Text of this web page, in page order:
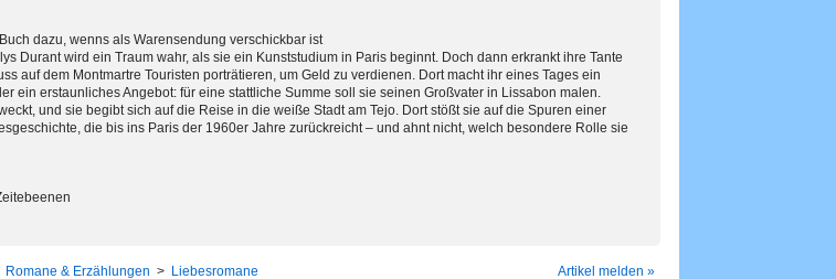
dazu, wenns als Warensendung verschickbar ist
Durant wird ein Traum wahr, als sie ein Kunststudium in Paris beginnt. Doch dann erkrankt ihre Tante
auf dem Montmartre Touristen porträtieren, um Geld zu verdienen. Dort macht ihr eines Tages ein
ein erstaunliches Angebot: für eine stattliche Summe soll sie seinen Großvater in Lissabon malen.
und sie begibt sich auf die Reise in die weiße Stadt am Tejo. Dort stößt sie auf die Spuren einer
die bis ins Paris der 1960er Jahre zurückreicht – und ahnt nicht, welch besondere Rolle sie
Romane & Erzählungen > Liebesromane Artikel melden »